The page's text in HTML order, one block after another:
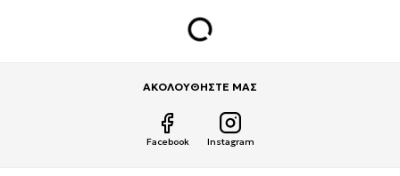
ΑΚΟΛΟΥΘΗΣΤΕ ΜΑΣ
Facebook Instagram